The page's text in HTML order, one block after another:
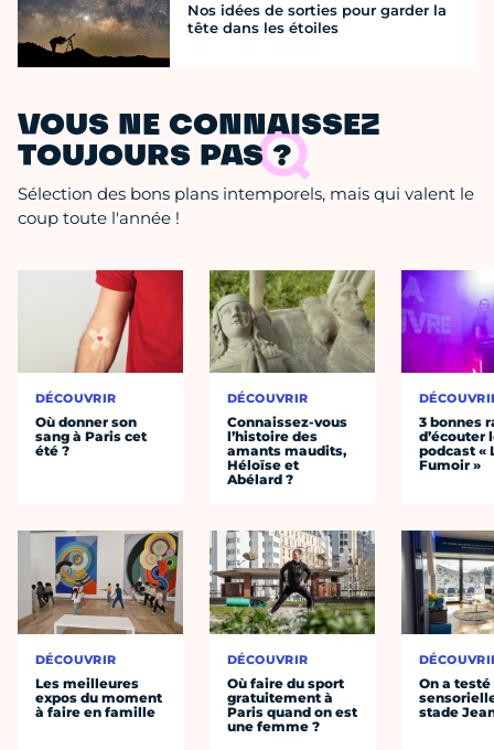
Nos idées de sorties pour garder la
tête dans les étoiles
VOUS NE CONNAISSEZ
TOUJOURS PAS ?
Sélection des bons plans intemporels, mais qui valent le
coup toute l'année !
DÉCOUVRIR
Où donner son
sang à Paris cet
été ?
DÉCOUVRIR
Les meilleures
expos du moment
à faire en famille
DÉCOUVRIR
Connaissez-vous
l’histoire des
amants maudits,
Héloïse et
Abélard ?
DÉCOUVRIR
Où faire du sport
gratuitement à
Paris quand on est
une femme ?
3 bonnes
d’écouter
podcast «
Fumoir »
On a
stade